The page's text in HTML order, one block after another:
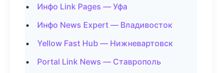
Инфо Link Pages — Уфа
Инфо News Expert — Владивосток
Yellow Fast Hub — Нижневартовск
Portal Link News — Ставрополь